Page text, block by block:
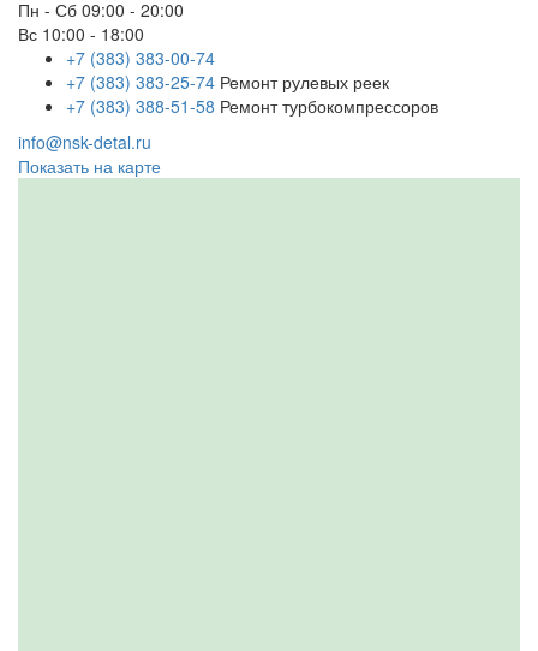
Пн - Сб 09:00 - 20:00
Вс 10:00 - 18:00
+7 (383) 383-00-74
+7 (383) 383-25-74 Ремонт рулевых реек
+7 (383) 388-51-58 Ремонт турбокомпрессоров
info@nsk-detal.ru
Показать на карте